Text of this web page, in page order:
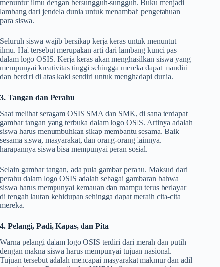
menuntut ilmu dengan bersungguh-sungguh. Buku menjadi
lambang dari jendela dunia untuk menambah pengetahuan
para siswa.
Seluruh siswa wajib bersikap kerja keras untuk menuntut
ilmu. Hal tersebut merupakan arti dari lambang kunci pas
dalam logo OSIS. Kerja keras akan menghasilkan siswa yang
mempunyai kreativitas tinggi sehingga mereka dapat mandiri
dan berdiri di atas kaki sendiri untuk menghadapi dunia.
3. Tangan dan Perahu
Saat melihat seragam OSIS SMA dan SMK, di sana terdapat
gambar tangan yang terbuka dalam logo OSIS. Artinya adalah
siswa harus menumbuhkan sikap membantu sesama. Baik
sesama siswa, masyarakat, dan orang-orang lainnya.
harapannya siswa bisa mempunyai peran sosial.
Selain gambar tangan, ada pula gambar perahu. Maksud dari
perahu dalam logo OSIS adalah sebagai gambaran bahwa
siswa harus mempunyai kemauan dan mampu terus berlayar
di tengah lautan kehidupan sehingga dapat meraih cita-cita
mereka.
4. Pelangi, Padi, Kapas, dan Pita
Warna pelangi dalam logo OSIS terdiri dari merah dan putih
dengan makna siswa harus mempunyai tujuan nasional.
Tujuan tersebut adalah mencapai masyarakat makmur dan adil